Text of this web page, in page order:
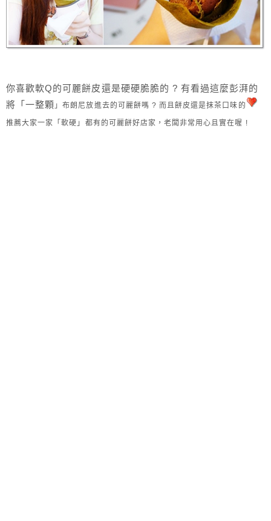
你喜歡軟Q的可麗餅皮還是硬硬脆脆的 ? 有看過這麼彭湃的
將「一整顆 」布朗尼放進去的可麗餅嗎 ? 而且餅皮還是抹茶口味的
推薦大家一家「軟硬」都有的可麗餅好店家，老闆非常用心且實在喔 !